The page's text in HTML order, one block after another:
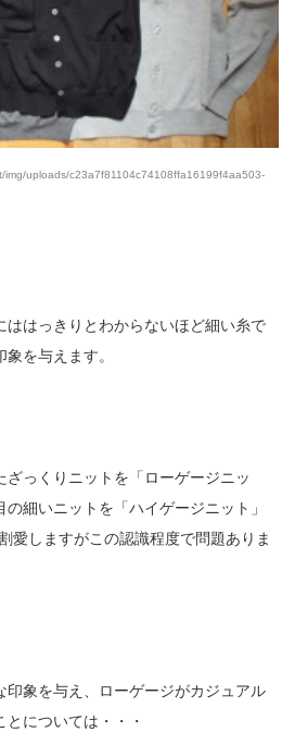
img/uploads/c23a7f81104c74108ffa16199f4aa503-
ははっきりとわからないほど細い糸で
を与えます。
ざっくりニットを「ローゲージニッ
の細いニットを「ハイゲージニット」
愛しますがこの認識程度で問題ありま
印象を与え、ローゲージがカジュアル
については・・・